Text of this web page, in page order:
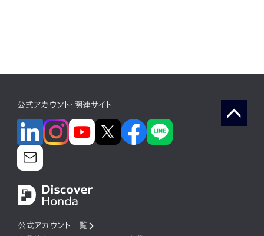
公式アカウント・関連サイト
公式アカウント一覧